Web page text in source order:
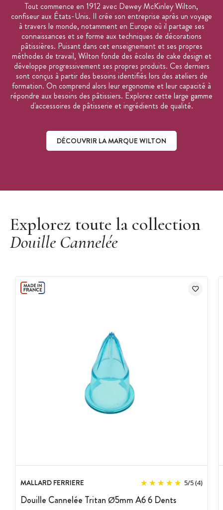
Tout commence en 1912 avec Dewey McKinley Wilton,
confiseur aux États-Unis. Il crée son entreprise après un voyage
à travers le monde, notamment en Europe où il partage ses
connaissances et se forme aux techniques de décorations
pâtissières. Puisant dans cet enseignement et ses propres
méthodes de travail, Wilton fonde des écoles de cake design et
développe progressivement ses propres produits. Ces derniers
sont conçus à partir des besoins identifiés lors des ateliers de
formation. On comprend alors leur ergonomie et leur capacité à
répondre aux besoins des pâtissiers. Explorez cette large gamme
d'accessoires de pâtisserie et ingrédients de qualité.
DÉCOUVRIR LA MARQUE WILTON
Explorez toute la collection
Douille Cannelée
MALLARD FERRIERE 5/5(4)
Douille Cannelée Tritan Ø5mm A6 6 Dents